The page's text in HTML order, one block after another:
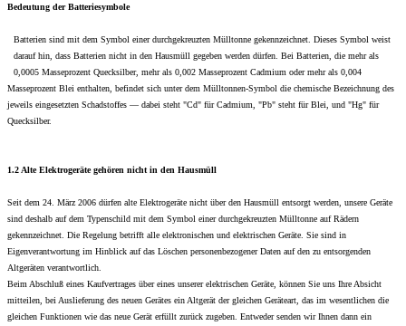
Bedeutung der Batteriesymbole
Batterien sind mit dem Symbol einer durchgekreuzten Mülltonne gekennzeichnet. Dieses Symbol weist
darauf hin, dass Batterien nicht in den Hausmüll gegeben werden dürfen. Bei Batterien, die mehr als
0,0005 Masseprozent Quecksilber, mehr als 0,002 Masseprozent Cadmium oder mehr als 0,004
Masseprozent Blei enthalten, befindet sich unter dem Mülltonnen-Symbol die chemische Bezeichnung des
jeweils eingesetzten Schadstoffes — dabei steht "Cd" für Cadmium, "Pb" steht für Blei, und "Hg" für
Quecksilber.
1.2 Alte Elektrogeräte gehören nicht in den Hausmüll
Seit dem 24. März 2006 dürfen alte Elektrogeräte nicht über den Hausmüll entsorgt werden, unsere Geräte
sind deshalb auf dem Typenschild mit dem Symbol einer durchgekreuzten Mülltonne auf Rädern
gekennzeichnet. Die Regelung betrifft alle elektronischen und elektrischen Geräte. Sie sind in
Eigenverantwortung im Hinblick auf das Löschen personenbezogener Daten auf den zu entsorgenden
Altgeräten verantwortlich.
Beim Abschluß eines Kaufvertrages über eines unserer elektrischen Geräte, können Sie uns Ihre Absicht
mitteilen, bei Auslieferung des neuen Gerätes ein Altgerät der gleichen Geräteart, das im wesentlichen die
gleichen Funktionen wie das neue Gerät erfüllt zurück zugeben. Entweder senden wir Ihnen dann ein